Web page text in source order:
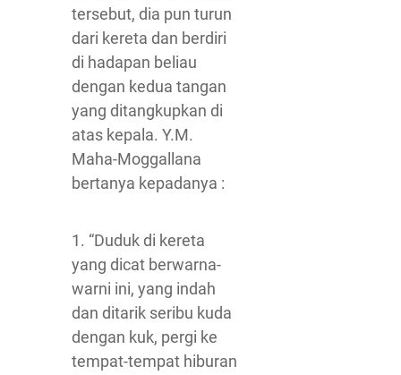
tersebut, dia pun turun
dari kereta dan berdiri
di hadapan beliau
dengan kedua tangan
yang ditangkupkan di
atas kepala. Y.M.
Maha-Moggallana
bertanya kepadanya :
1. “Duduk di kereta
yang dicat berwarna-
warni ini, yang indah
dan ditarik seribu kuda
dengan kuk, pergi ke
tempat-tempat hiburan